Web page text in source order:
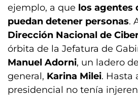
ejemplo, a que los agentes
puedan detener personas.
Dirección Nacional de
órbita de la Jefatura de
Manuel Adorni, un ladero
general, Karina Milei. Hasta
presidencial no tenía